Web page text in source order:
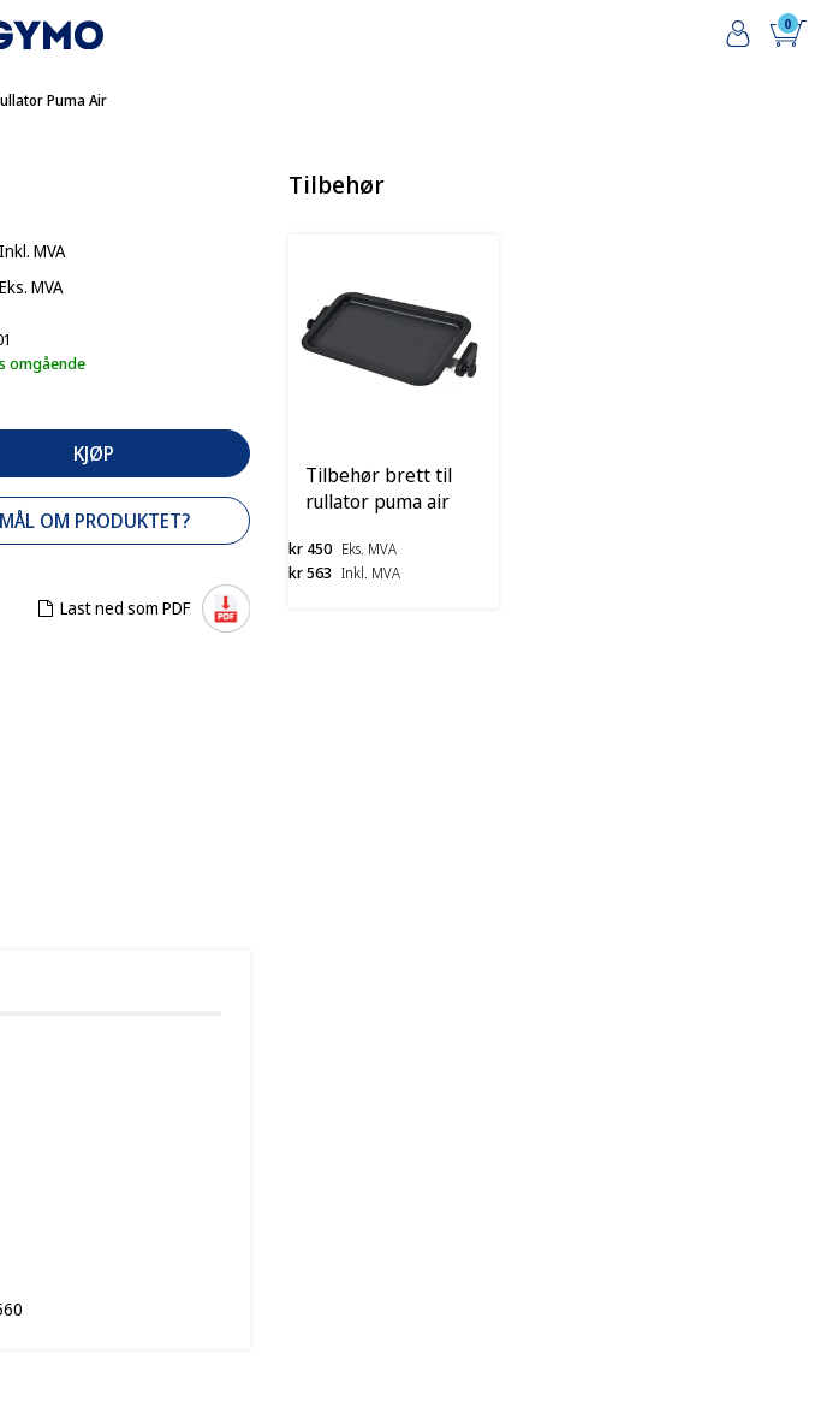
0
Puma Air
Inkl. MVA
Eks. MVA
omgående
KJØP
OM PRODUKTET?
Last ned som PDF
Tilbehør
Tilbehør brett til
rullator puma air
kr 450 Eks. MVA
kr 563 Inkl. MVA